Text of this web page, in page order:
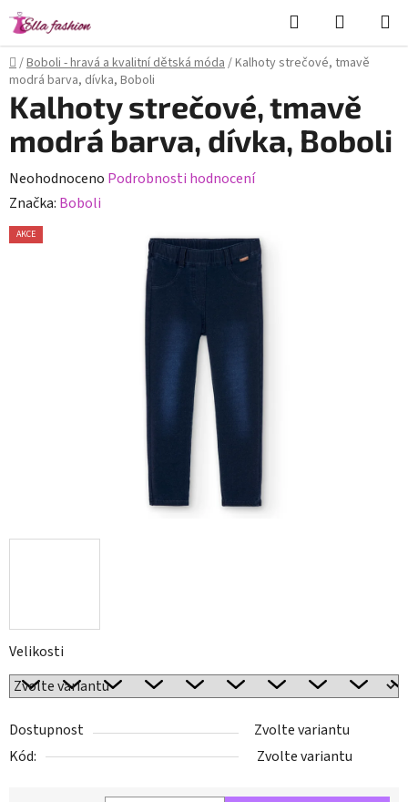
Přejít
na
obsah
Hledat
KOŠÍK
Domů
/Boboli - hravá a kvalitní dětská móda/Kalhoty strečové, tmavě
modrá barva, dívka, Boboli
Velikosti
Dostupnost
Zvolte variantu
Kód:
Zvolte variantu
Kalhoty strečové, tmavě
modrá barva, dívka, Boboli
Průměrné
hodnocení
produktu
Neohodnoceno Podrobnosti hodnocení
Značka: Boboli
AKCE